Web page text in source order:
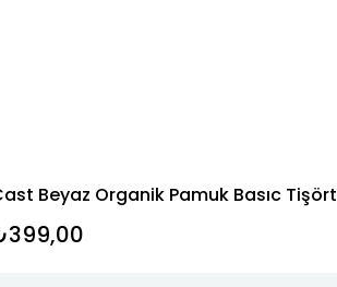
Beyaz Organik Pamuk Basıc Tişört